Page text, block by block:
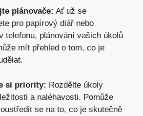
plánovače: Ať už se
pro papírový diář nebo
telefonu, plánování vašich úkolů
mít přehled o tom, co je
si priority: Rozdělte úkoly
a naléhavosti. Pomůže
se na to, co je skutečně